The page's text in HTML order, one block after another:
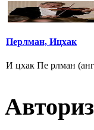
Перлман, Ицхак